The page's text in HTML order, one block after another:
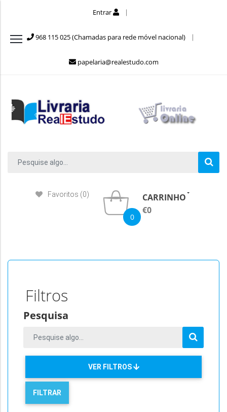
Entrar
968 115 025 (Chamadas para rede móvel nacional)
papelaria@realestudo.com
Favoritos (0)
0
CARRINHO
€0
Filtros
Pesquisa
VER FILTROS